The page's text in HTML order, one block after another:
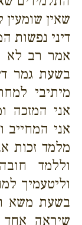
שאין
דיני נפשות
אמר רב לא
בשעת גמר
מיתיבי
אני המזכה
אני המחייב
מלמד זכות
וללמד
וליטעמיך
בשעת משא
שיראה אחד